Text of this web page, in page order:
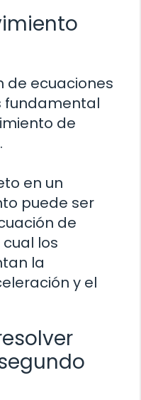
de ecuaciones
fundamental
de
en un
puede ser
de
los
la
y el